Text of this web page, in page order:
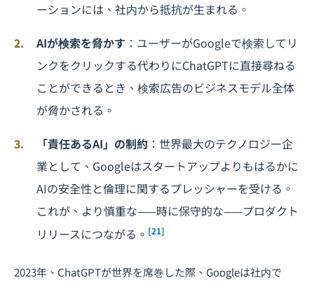
ーションには、社内から抵抗が生まれる。
AIが検索を脅かす ：ユーザーがGoogleで検索してリ
ンクをクリックする代わりにChatGPTに直接尋ねる
ことができるとき、検索広告のビジネスモデル全体
が脅かされる。
「責任あるAI」の制約 ：世界最大のテクノロジー企
業として、Googleはスタートアップよりもはるかに
AIの安全性と倫理に関するプレッシャーを受ける。
これが、より慎重な——時に保守的な——プロダクト
リリースにつながる。 [21]
2023年、ChatGPTが世界を席巻した際、Googleは社内で